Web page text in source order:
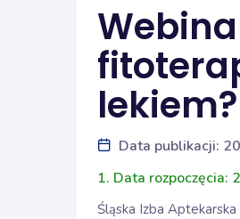
lekiem?
Data publikacji:
1. Data
Śląska Izba